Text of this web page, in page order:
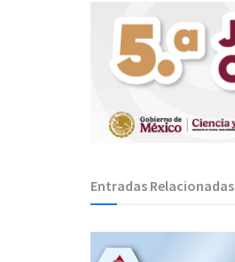
Entradas Relacionadas